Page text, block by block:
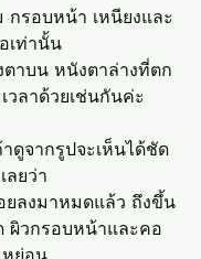
กรอบหน้า เหนียงและ
เท่านั้น
าบน หนังตาล่างที่ตก
วลาด้วยเช่นกันค่ะ
ดูจากรูปจะเห็นได้ชัด
เลยว่า
ลงมาหมดแล้ว ถึงขึ้น
ผิวกรอบหน้าและคอ